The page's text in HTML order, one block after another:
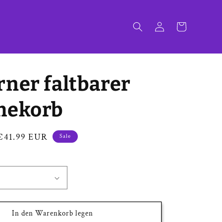
EinloggenWarenkorb
faltbarer
EUR Sale
In den Warenkorb legen